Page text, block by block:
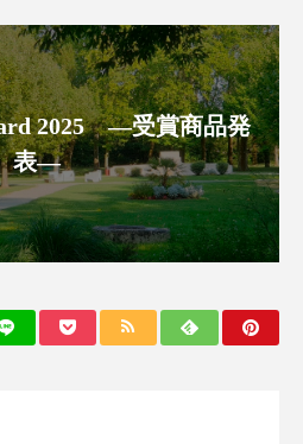
コミュニケーション
テナビリティ
サプライチェーン
ンジング サロン戦略
連略 シャネル
度 スカルプケア
2025 ―受賞商品発
表―